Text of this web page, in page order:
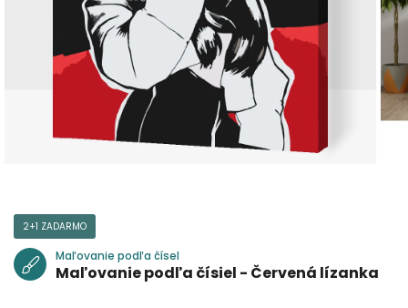
2+1 ZADARMO
Maľovanie podľa čísel
Maľovanie podľa čísiel - Červená lízanka